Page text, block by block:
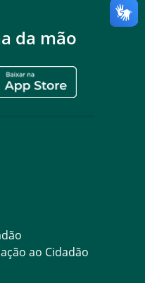
da mão
ao Cidadão